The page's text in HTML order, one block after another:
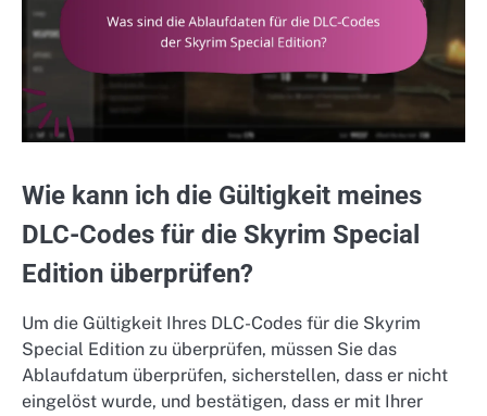
Wie kann ich die Gültigkeit meines
DLC-Codes für die Skyrim Special
Edition überprüfen?
Um die Gültigkeit Ihres DLC-Codes für die Skyrim
Special Edition zu überprüfen, müssen Sie das
Ablaufdatum überprüfen, sicherstellen, dass er nicht
eingelöst wurde, und bestätigen, dass er mit Ihrer